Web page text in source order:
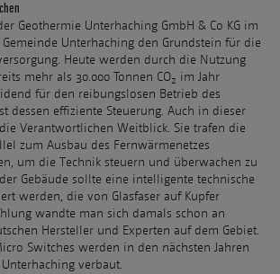
Geothermie Unterhaching GmbH & Co KG im
Gemeinde Unterhaching den Grundstein für die
Heute werden durch die Nutzung
mehr als 30.000 Tonnen CO2 im Jahr
für den reibungslosen Betrieb des
dessen effiziente Steuerung. Auch in dieser
Verantwortlichen Weitblick. Sie trafen die
zum Ausbau des Fernwärmenetzes
um die Technik steuern und überwachen zu
Gebäude sollte eine intelligente technische
werden, die von Glasfaser auf Kupfer
wandte man sich damals schon an
Hersteller und Experten auf dem Gebiet.
Switches werden in den nächsten Jahren
verbaut.